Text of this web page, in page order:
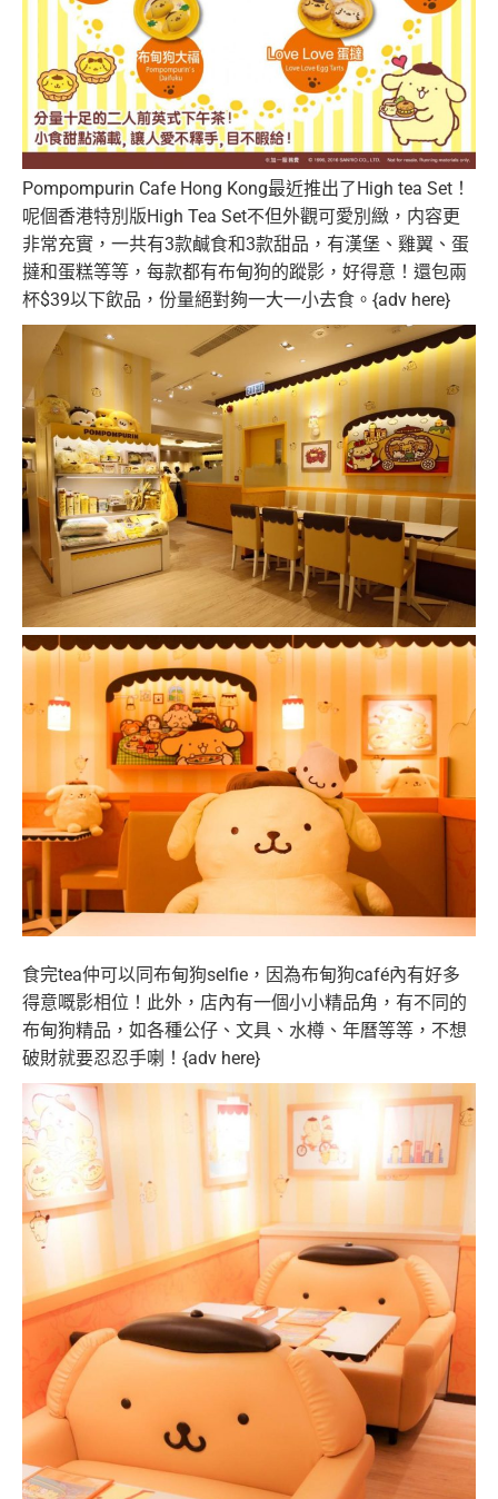
Pompompurin Cafe Hong Kong最近推出了High tea Set！
呢個香港特別版High Tea Set不但外觀可愛別緻，内容更
非常充實，一共有3款鹹食和3款甜品，有漢堡、雞翼、蛋
撻和蛋糕等等，每款都有布甸狗的蹤影，好得意！還包兩
杯$39以下飲品，份量絕對夠一大一小去食。{adv here}
食完tea仲可以同布甸狗selfie，因為布甸狗café內有好多
得意嘅影相位！此外，店內有一個小小精品角，有不同的
布甸狗精品，如各種公仔、文具、水樽、年曆等等，不想
破財就要忍忍手喇！{adv here}